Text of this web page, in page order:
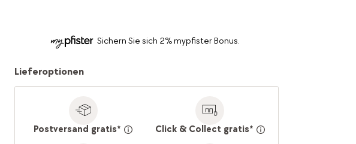
Sichern Sie sich 2% mypfister Bonus.
Lieferoptionen
Postversand gratis* Click & Collect gratis*